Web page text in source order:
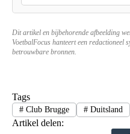
Dit artikel en bijbehorende afbeelding
VoetbalFocus hanteert een redactioneel
betrouwbare bronnen.
Tags
#Club Brugge #Duitsland
Artikel delen: